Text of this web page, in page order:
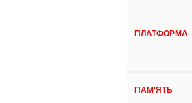
ПЛАТФОРМА
ПАМ'ЯТЬ